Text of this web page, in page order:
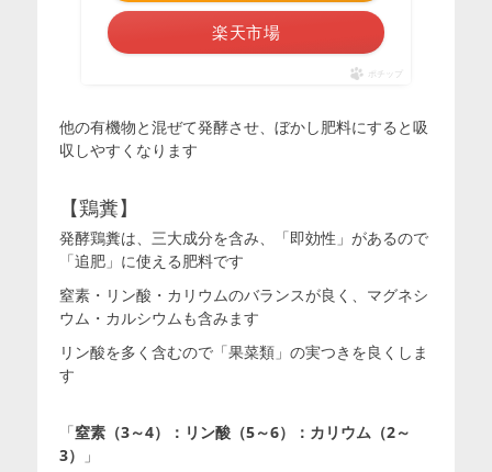
楽天市場
ポチップ
他の有機物と混ぜて発酵させ、ぼかし肥料にすると吸
収しやすくなります
【鶏糞】
発酵鶏糞は、三大成分を含み、「即効性」があるので
「追肥」に使える肥料です
窒素・リン酸・カリウムのバランスが良く、マグネシ
ウム・カルシウムも含みます
リン酸を多く含むので「果菜類」の実つきを良くしま
す
「窒素（3～4）：リン酸（5～6）：カリウム（2～
3）
」